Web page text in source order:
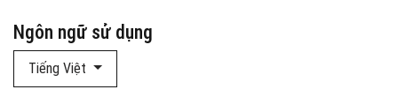
Ngôn ngữ sử dụng
Tiếng Việt